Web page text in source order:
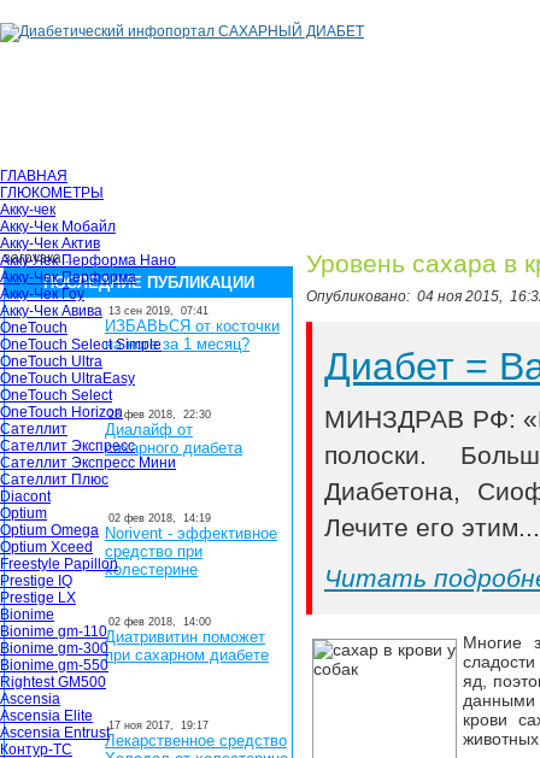
ГЛАВНАЯ
ГЛЮКОМЕТРЫ
Акку-чек
Акку-Чек Мобайл
Акку-Чек Актив
Акку-Чек Перформа Нано
Акку-Чек Перформа
Акку-Чек Гоу
Акку-Чек Авива
OneTouch
OneTouch Select Simple
OneTouch Ultra
OneTouch UltraEasy
OneTouch Select
OneTouch Horizon
Сателлит
Сателлит Экспресс
Сателлит Экспресс Мини
Сателлит Плюс
Diacont
Optium
Optium Omega
Optium Xceed
Freestyle Papillon
Prestige IQ
Prestige LX
Bionime
Bionime gm-110
Bionime gm-300
Bionime gm-550
Rightest GM500
Ascensia
Ascensia Elite
Ascensia Entrust
Контур-ТС
загрузка...
ПОСЛЕДНИЕ ПУБЛИКАЦИИ
13 сен 2019, 07:41
ИЗБАВЬСЯ от косточки
на ноге за 1 месяц?
28 фев 2018, 22:30
Диалайф от
сахарного диабета
02 фев 2018, 14:19
Norivent - эффективное
средство при
холестерине
02 фев 2018, 14:00
Диатривитин поможет
при сахарном диабете
17 ноя 2017, 19:17
Лекарственное средство
Уровень сахара в
Опубликовано: 04 ноя 2015,
Диабет =
МИНЗДРАВ РФ:
полоски.
Диабетона,
Лечите его
Читать
Многие
яд,
крови